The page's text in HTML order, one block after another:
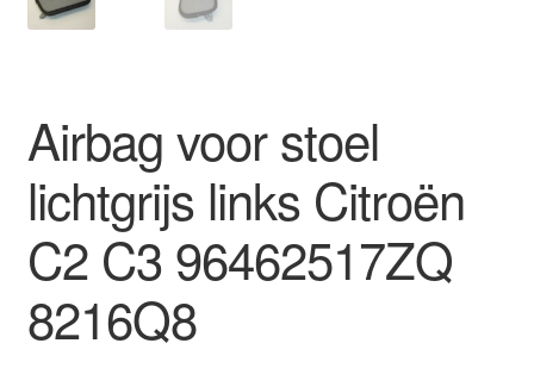
Over ons
Wereldwijde verzending
Winkelwagen
Airbag voor stoel
lichtgrijs links Citroën
C2 C3 96462517ZQ
8216Q8